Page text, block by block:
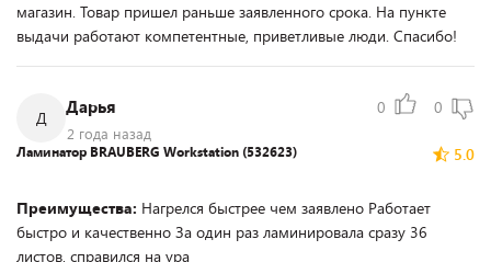
магазин. Товар пришел раньше заявленного срока. На пункте
выдачи работают компетентные, приветливые люди. Спасибо!
Д
Дарья
2 года назад
0 0
5.0
Ламинатор BRAUBERG Workstation (532623)
Преимущества: Нагрелся быстрее чем заявлено Работает
быстро и качественно За один раз ламинировала сразу 36
листов, справился на ура